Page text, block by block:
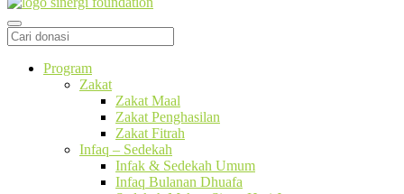
Program
Zakat
Zakat Maal
Zakat Penghasilan
Zakat Fitrah
Infaq – Sedekah
Infak & Sedekah Umum
Infaq Bulanan Dhuafa